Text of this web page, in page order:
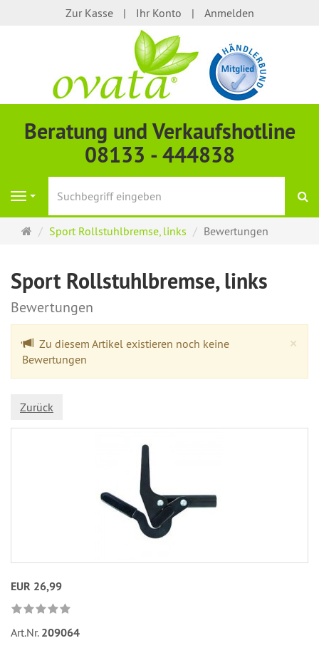
Zur Kasse Ihr Konto Anmelden
Beratung und Verkaufshotline
08133 - 444838
Navigation
Startseite
Sport Rollstuhlbremse, links Bewertungen
Sport Rollstuhlbremse, links
Bewertungen
×
Zu diesem Artikel existieren noch keine
Bewertungen
Zurück
EUR 26,99
Art.Nr. 209064